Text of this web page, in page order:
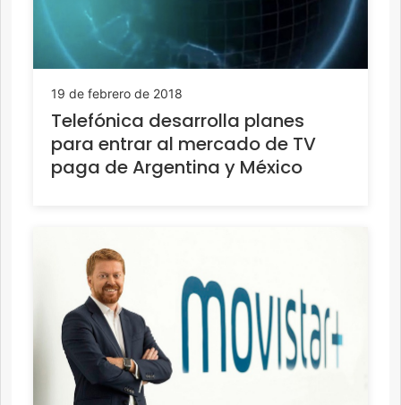
19 de febrero de 2018
Telefónica desarrolla planes
para entrar al mercado de TV
paga de Argentina y México